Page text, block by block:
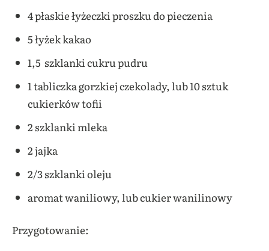
4 płaskie łyżeczki proszku do pieczenia
5 łyżek kakao
1,5 szklanki cukru pudru
1 tabliczka gorzkiej czekolady, lub 10 sztuk
cukierków tofii
2 szklanki mleka
2 jajka
2/3 szklanki oleju
aromat waniliowy, lub cukier wanilinowy
Przygotowanie: